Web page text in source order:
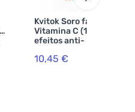
Kvitok Soro facial -
Vitamina C (10 ml) -
efeitos anti-
envelhecimento
10,45 €